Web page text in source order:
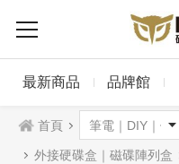
最新商品 品牌館
首頁
外接硬碟盒｜磁碟陣列盒